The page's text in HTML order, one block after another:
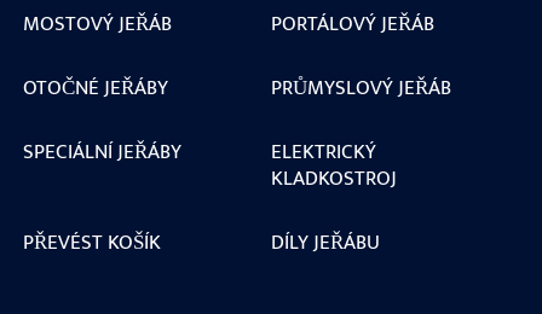
MOSTOVÝ JEŘÁB
PORTÁLOVÝ JEŘÁB
OTOČNÉ JEŘÁBY
PRŮMYSLOVÝ JEŘÁB
SPECIÁLNÍ JEŘÁBY
ELEKTRICKÝ
KLADKOSTROJ
PŘEVÉST KOŠÍK
DÍLY JEŘÁBU